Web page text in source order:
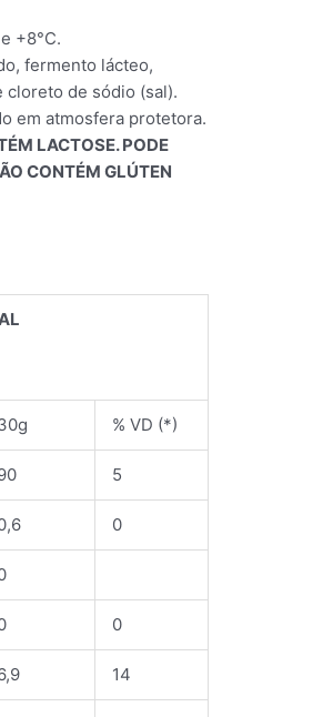
+8°C.
fermento lácteo,
cloreto de sódio (sal).
em atmosfera protetora.
LACTOSE. PODE
CONTÉM GLÚTEN
% VD (*)
5
0
0
14